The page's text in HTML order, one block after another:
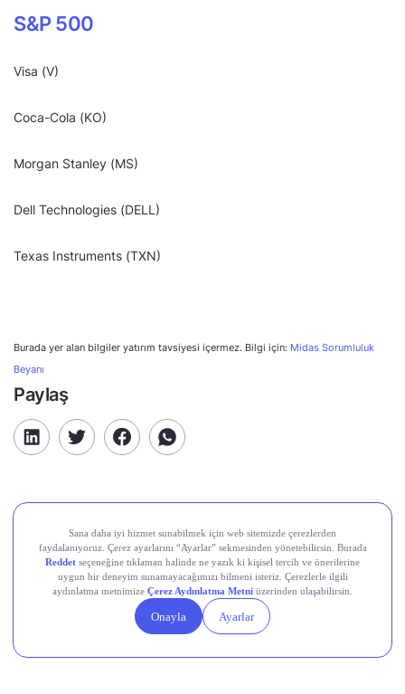
S&P 500
Visa (V)
Coca-Cola (KO)
Morgan Stanley (MS)
Dell Technologies (DELL)
Texas Instruments (TXN)
Burada yer alan bilgiler yatırım tavsiyesi içermez. Bilgi için: Midas Sorumluluk
Beyanı
Paylaş